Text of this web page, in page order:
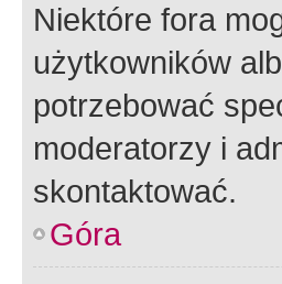
Niektóre fora
użytkowników
potrzebować
moderatorzy i
skontaktować.
Góra